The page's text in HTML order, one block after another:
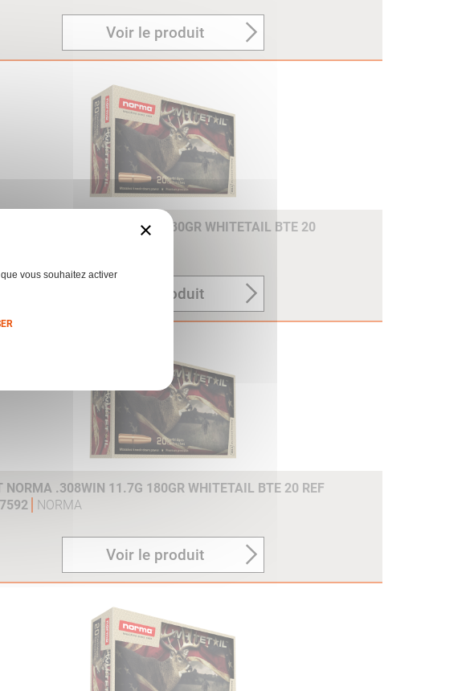
Voir le produit
NORMA 30-06SPRG 11.7G 180GR WHITETAIL BTE 20
Voir le produit
NORMA .308WIN 11.7G 180GR WHITETAIL BTE 20 REF
NORMA
Voir le produit
×
vous souhaitez activer